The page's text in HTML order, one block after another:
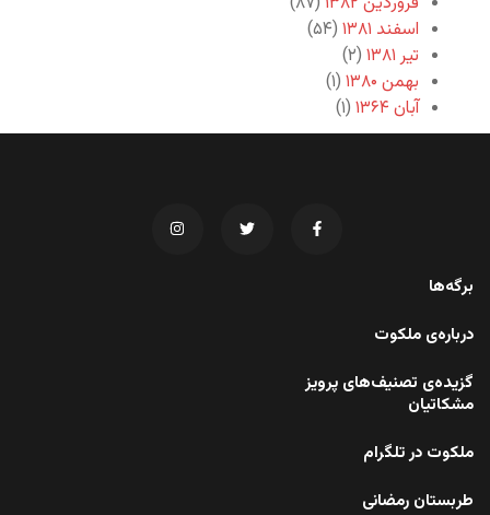
اسفند ۱۳۸۱
(۵۴)
تیر ۱۳۸۱
(۲)
بهمن ۱۳۸۰
(۱)
آبان ۱۳۶۴
(۱)
برگه‌ها
درباره‌ی ملکوت
گزیده‌ی تصنیف‌های پرویز
مشکاتیان
ملکوت در تلگرام
طربستان رمضانی